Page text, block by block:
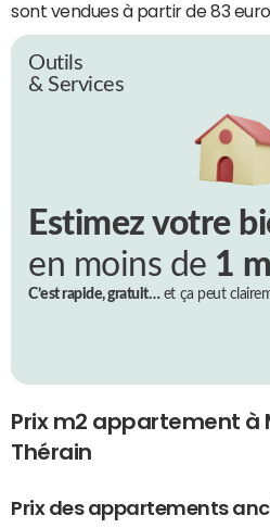
sont vendues à partir de 83
Outils
& Services
Estimez votre
en moins de 1
C’est rapide, gratuit…et ça peut
Prix m2 appartement à
Thérain
Prix des appartements